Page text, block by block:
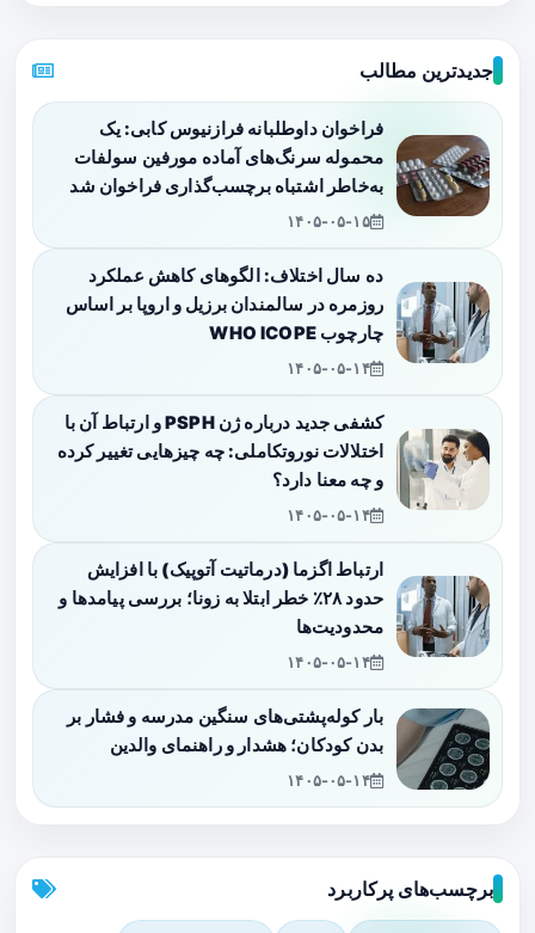
جدیدترین مطالب
فراخوان داوطلبانه فرازنیوس کابی: یک
محموله سرنگ‌های آماده مورفین سولفات
به‌خاطر اشتباه برچسب‌گذاری فراخوان شد
۱۴۰۵-۰۵-۱۵
ده سال اختلاف: الگوهای کاهش عملکرد
روزمره در سالمندان برزیل و اروپا بر اساس
چارچوب WHO ICOPE
۱۴۰۵-۰۵-۱۴
کشفی جدید درباره ژن PSPH و ارتباط آن با
اختلالات نوروتکاملی: چه چیزهایی تغییر کرده
و چه معنا دارد؟
۱۴۰۵-۰۵-۱۴
ارتباط اگزما (درماتیت آتوپیک) با افزایش
حدود ۲۸٪ خطر ابتلا به زونا؛ بررسی پیامدها و
محدودیت‌ها
۱۴۰۵-۰۵-۱۴
بار کوله‌پشتی‌های سنگین مدرسه و فشار بر
بدن کودکان؛ هشدار و راهنمای والدین
۱۴۰۵-۰۵-۱۴
برچسب‌های پرکاربرد